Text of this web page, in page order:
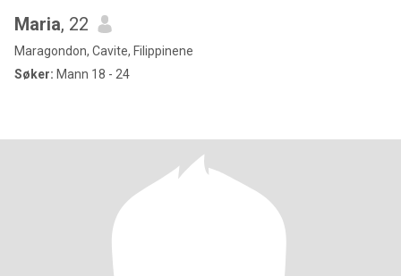
Maria, 22
Maragondon, Cavite, Filippinene
Søker: Mann 18 - 24